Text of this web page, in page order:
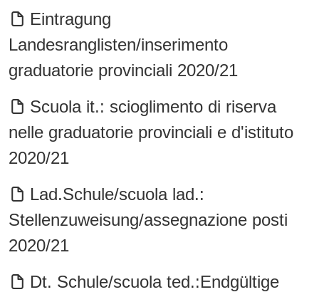
Eintragung
Landesranglisten/inserimento
graduatorie provinciali 2020/21
Scuola it.: scioglimento di riserva
nelle graduatorie provinciali e d'istituto
2020/21
Lad.Schule/scuola lad.:
Stellenzuweisung/assegnazione posti
2020/21
Dt. Schule/scuola ted.:Endgültige